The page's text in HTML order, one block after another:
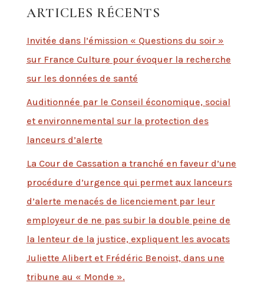
ARTICLES RÉCENTS
Invitée dans l’émission « Questions du soir »
sur France Culture pour évoquer la recherche
sur les données de santé
Auditionnée par le Conseil économique, social
et environnemental sur la protection des
lanceurs d’alerte
La Cour de Cassation a tranché en faveur d’une
procédure d’urgence qui permet aux lanceurs
d’alerte menacés de licenciement par leur
employeur de ne pas subir la double peine de
la lenteur de la justice, expliquent les avocats
Juliette Alibert et Frédéric Benoist, dans une
tribune au « Monde ».